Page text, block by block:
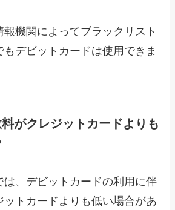
機関によってブラックリスト
デビットカードは使用できま
がクレジットカードよりも
は、デビットカードの利用に伴
ットカードよりも低い場合があ